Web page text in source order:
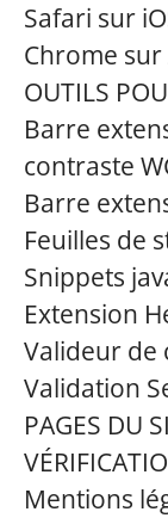
Safari sur
Chrome
OUTILS
Barre
contraste
Barre
Feuilles de
Snippets
Extension
Valideur de
Validation
PAGES DU
Mentions